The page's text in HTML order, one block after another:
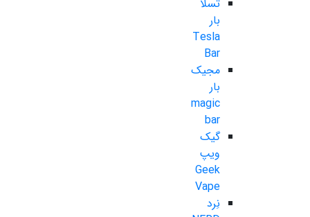
تسلا
بار
Tesla
Bar
مجیک
بار
magic
bar
گیک
ویپ
Geek
Vape
نِرد